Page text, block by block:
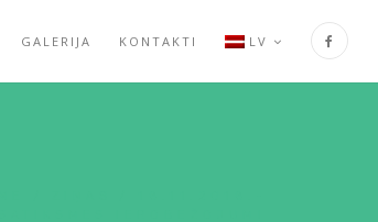
GALERIJA KONTAKTI LV